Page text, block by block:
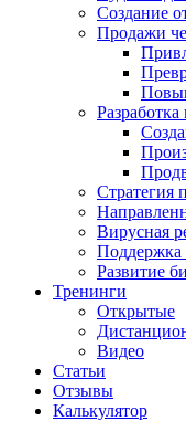
Создание
Продажи
Стратегия
Вирусная
Поддержка
Развитие
Тренинги
Открытые
Видео
Статьи
Отзывы
Калькулятор